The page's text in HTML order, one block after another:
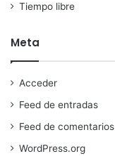
Tiempo libre
Meta
Acceder
Feed de entradas
Feed de comentarios
WordPress.org